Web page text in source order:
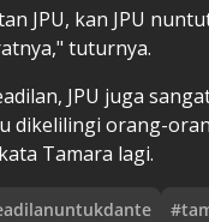
JPU, kan JPU
tuturnya.
JPU juga
dikelilingi orang-
Tamara lagi.
#